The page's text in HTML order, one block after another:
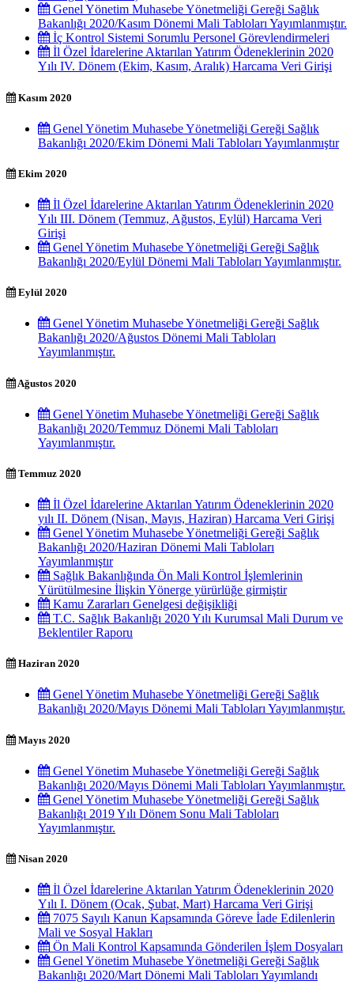
Genel Yönetim Muhasebe Yönetmeliği Gereği Sağlık
Bakanlığı 2020/Kasım Dönemi Mali Tabloları Yayımlanmıştır.
İç Kontrol Sistemi Sorumlu Personel Görevlendirmeleri
İl Özel İdarelerine Aktarılan Yatırım Ödeneklerinin 2020
Yılı IV. Dönem (Ekim, Kasım, Aralık) Harcama Veri Girişi
Kasım 2020
Genel Yönetim Muhasebe Yönetmeliği Gereği Sağlık
Bakanlığı 2020/Ekim Dönemi Mali Tabloları Yayımlanmıştır
Ekim 2020
İl Özel İdarelerine Aktarılan Yatırım Ödeneklerinin 2020
Yılı III. Dönem (Temmuz, Ağustos, Eylül) Harcama Veri
Girişi
Genel Yönetim Muhasebe Yönetmeliği Gereği Sağlık
Bakanlığı 2020/Eylül Dönemi Mali Tabloları Yayımlanmıştır.
Eylül 2020
Genel Yönetim Muhasebe Yönetmeliği Gereği Sağlık
Bakanlığı 2020/Ağustos Dönemi Mali Tabloları
Yayımlanmıştır.
Ağustos 2020
Genel Yönetim Muhasebe Yönetmeliği Gereği Sağlık
Bakanlığı 2020/Temmuz Dönemi Mali Tabloları
Yayımlanmıştır.
Temmuz 2020
İl Özel İdarelerine Aktarılan Yatırım Ödeneklerinin 2020
yılı II. Dönem (Nisan, Mayıs, Haziran) Harcama Veri Girişi
Genel Yönetim Muhasebe Yönetmeliği Gereği Sağlık
Bakanlığı 2020/Haziran Dönemi Mali Tabloları
Yayımlanmıştır
Sağlık Bakanlığında Ön Mali Kontrol İşlemlerinin
Yürütülmesine İlişkin Yönerge yürürlüğe girmiştir
Kamu Zararları Genelgesi değişikliği
T.C. Sağlık Bakanlığı 2020 Yılı Kurumsal Mali Durum ve
Beklentiler Raporu
Haziran 2020
Genel Yönetim Muhasebe Yönetmeliği Gereği Sağlık
Bakanlığı 2020/Mayıs Dönemi Mali Tabloları Yayımlanmıştır.
Mayıs 2020
Genel Yönetim Muhasebe Yönetmeliği Gereği Sağlık
Bakanlığı 2020/Mayıs Dönemi Mali Tabloları Yayımlanmıştır.
Genel Yönetim Muhasebe Yönetmeliği Gereği Sağlık
Bakanlığı 2019 Yılı Dönem Sonu Mali Tabloları
Yayımlanmıştır.
Nisan 2020
İl Özel İdarelerine Aktarılan Yatırım Ödeneklerinin 2020
Yılı I. Dönem (Ocak, Şubat, Mart) Harcama Veri Girişi
7075 Sayılı Kanun Kapsamında Göreve İade Edilenlerin
Mali ve Sosyal Hakları
Ön Mali Kontrol Kapsamında Gönderilen İşlem Dosyaları
Genel Yönetim Muhasebe Yönetmeliği Gereği Sağlık
Bakanlığı 2020/Mart Dönemi Mali Tabloları Yayımlandı